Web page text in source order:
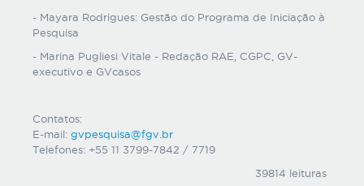
- Mayara Rodrigues: Gestão do Programa de Iniciação à
Pesquisa
- Marina Pugliesi Vitale - Redação RAE, CGPC, GV-
executivo e GVcasos
Contatos:
E-mail: gvpesquisa@fgv.br
Telefones: +55 11 3799-7842 / 7719
39814 leituras